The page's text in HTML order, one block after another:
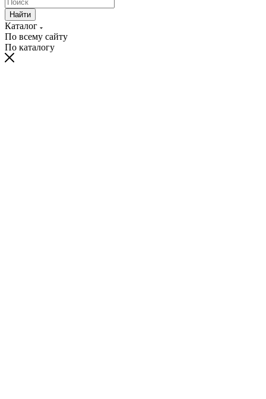
Найти
Каталог
По всему сайту
По каталогу